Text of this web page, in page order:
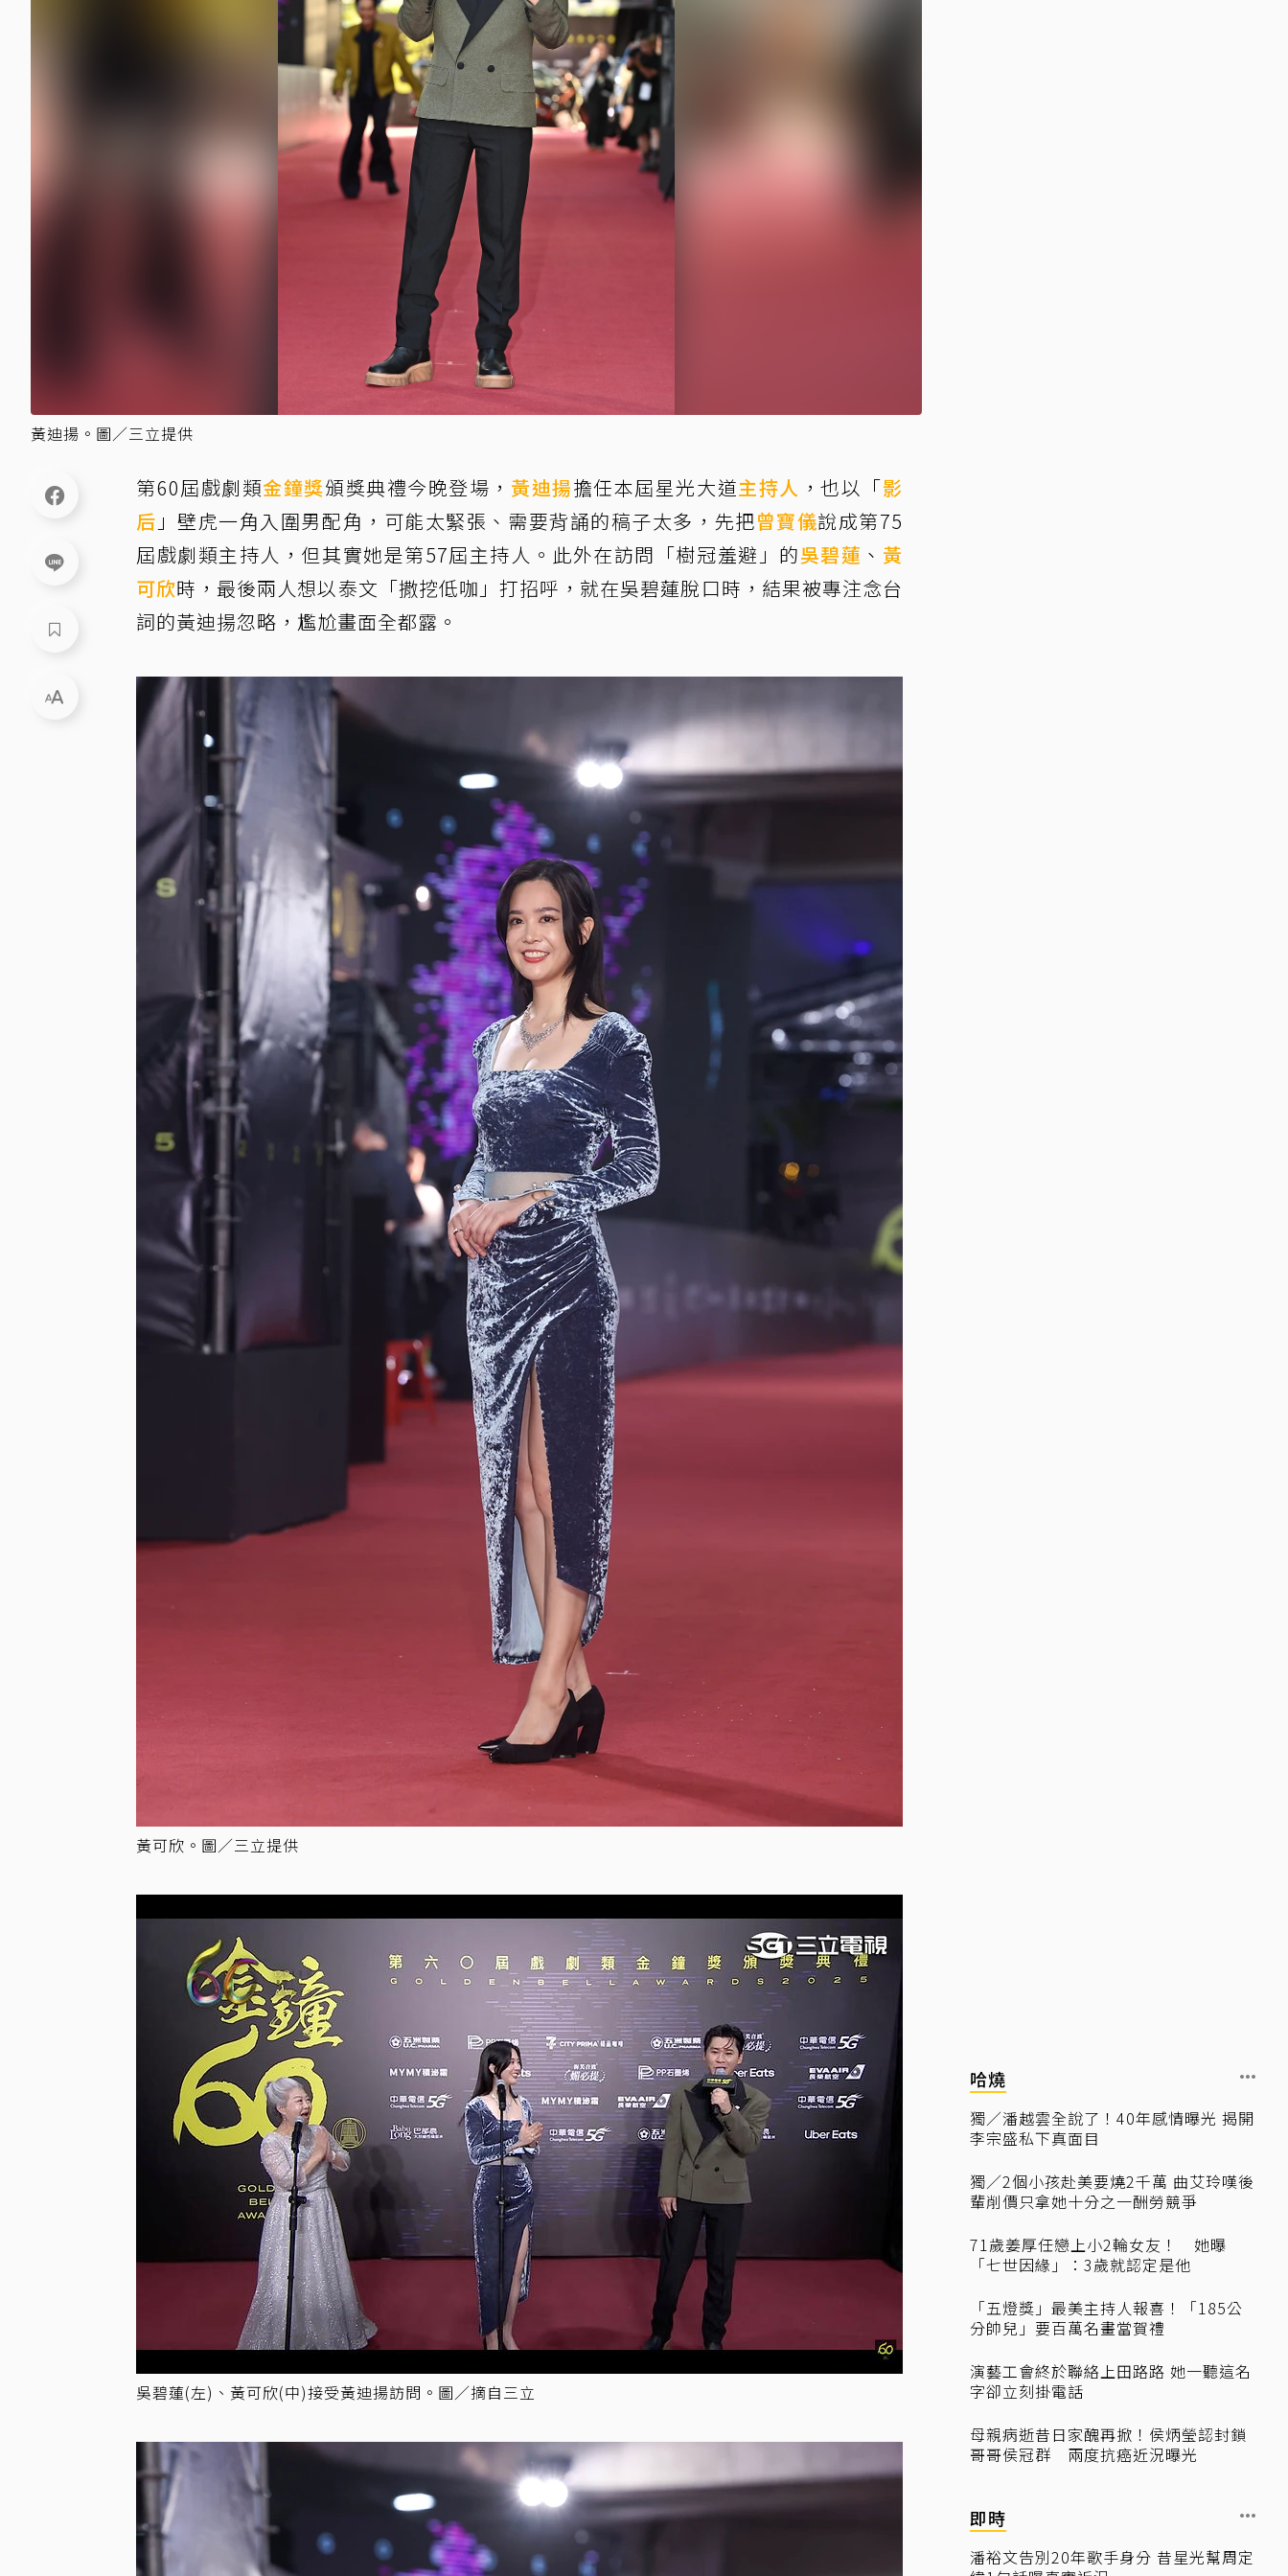
黃迪揚。圖／三立提供
第60屆戲劇類金鐘獎頒獎典禮今晚登場， 黃迪揚擔任本屆星光大道主持人 ，也以「影
后 」壁虎一角入圍男配角，可能太緊張、需要背誦的稿子太多，先把曾寶儀說成第75
屆戲劇類主持人，但其實她是第57屆主持人。此外在訪問「樹冠羞避」的吳碧蓮 、 黃
可欣時，最後兩人想以泰文「撒挖低咖」打招呼，就在吳碧蓮脫口時，結果被專注念台
詞的黃迪揚忽略，尷尬畫面全都露。
黃可欣。圖／三立提供
吳碧蓮(左)、黃可欣(中)接受黃迪揚訪問。圖／摘自三立
哈燒
獨／潘越雲全說了！40年感情曝光 揭開
李宗盛私下真面目
獨／2個小孩赴美要燒2千萬 曲艾玲嘆後
輩削價只拿她十分之一酬勞競爭
71歲姜厚任戀上小2輪女友！ 她曝
「七世因緣」：3歲就認定是他
「五燈獎」最美主持人報喜！「185公
分帥兒」要百萬名畫當賀禮
演藝工會終於聯絡上田路路 她一聽這名
字卻立刻掛電話
母親病逝昔日家醜再掀！侯炳瑩認封鎖
哥哥侯冠群 兩度抗癌近況曝光
即時
潘裕文告別20年歌手身分 昔星光幫周定